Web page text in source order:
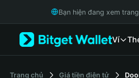
Русский
Italiano
Bạn hiện đang xem
Ví
‌Trang chủ Giá tiền điện tử